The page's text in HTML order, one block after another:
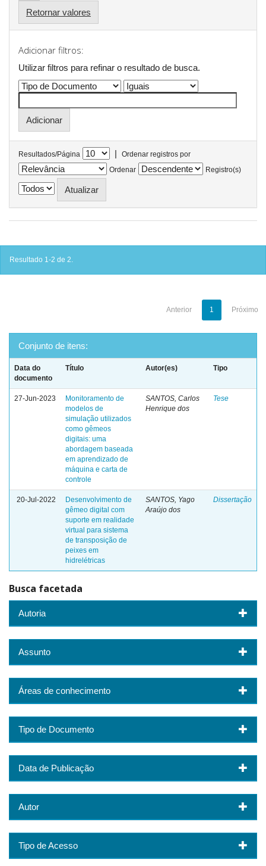
Retornar valores
Adicionar filtros:
Utilizar filtros para refinar o resultado de busca.
Resultados/Página |
Ordenar registros por
Ordenar
Registro(s)
Resultado 1-2 de 2.
Anterior 1 Próximo
Conjunto de itens:
Data do
documento
Título Autor(es) Tipo
27-Jun-2023
Monitoramento de
modelos de
simulação utilizados
como gêmeos
digitais: uma
abordagem baseada
em aprendizado de
máquina e carta de
controle
SANTOS, Carlos
Henrique dos
Tese
20-Jul-2022
Desenvolvimento de
gêmeo digital com
suporte em realidade
virtual para sistema
de transposição de
peixes em
hidrelétricas
SANTOS, Yago
Araújo dos
Dissertação
Busca facetada
Autoria
Assunto
Áreas de conhecimento
Tipo de Documento
Data de Publicação
Autor
Tipo de Acesso